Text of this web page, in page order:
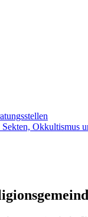
und
Okkultismus